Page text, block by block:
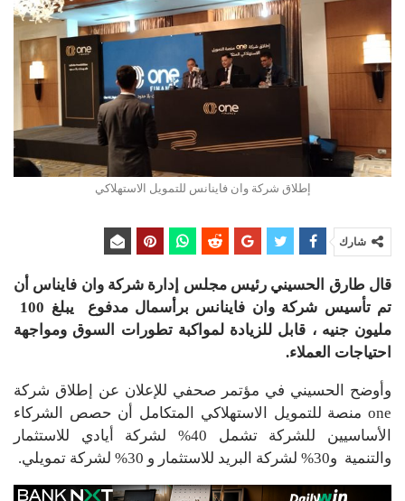
إطلاق شركة وان فاينانس للتمويل الاستهلاكي
شارك
قال طارق الحسيني رئيس مجلس إدارة شركة وان فايناس أن
مليون جنيه ، قابل للزيادة لمواكبة تطورات السوق ومواجهة
احتياجات العملاء.
وأوضح الحسيني في مؤتمر صحفي للإعلان عن إطلاق شركة
one منصة للتمويل الاستهلاكي المتكامل أن حصص الشركاء
الأساسيين للشركة تشمل 40% لشركة أيادي للاستثمار
والتنمية و30% لشركة البريد للاستثمار و 30% لشركة تمويلي.